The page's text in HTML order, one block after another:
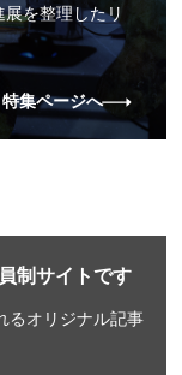
を整理したリ
特集ページへ
制サイトです
るオリジナル記事